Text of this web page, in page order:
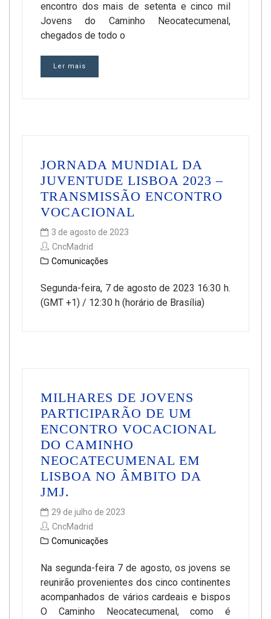
encontro dos mais de setenta e cinco mil
Jovens do Caminho Neocatecumenal,
chegados de todo o
Ler mais
JORNADA MUNDIAL DA
JUVENTUDE LISBOA 2023 –
TRANSMISSÃO ENCONTRO
VOCACIONAL
3 de agosto de 2023
CncMadrid
Comunicações
Segunda-feira, 7 de agosto de 2023 16:30 h.
(GMT +1) / 12:30 h (horário de Brasília)
MILHARES DE JOVENS
PARTICIPARÃO DE UM
ENCONTRO VOCACIONAL
DO CAMINHO
NEOCATECUMENAL EM
LISBOA NO ÂMBITO DA
JMJ.
29 de julho de 2023
CncMadrid
Comunicações
Na segunda-feira 7 de agosto, os jovens se
reunirão provenientes dos cinco continentes
acompanhados de vários cardeais e bispos
O Caminho Neocatecumenal, como é